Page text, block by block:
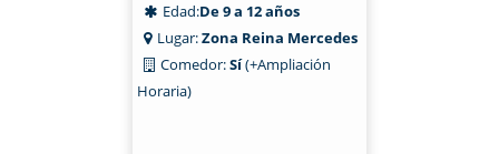
Edad:De 9 a 12 años
Lugar:Zona Reina Mercedes
Comedor:Sí(+Ampliación
Horaria)